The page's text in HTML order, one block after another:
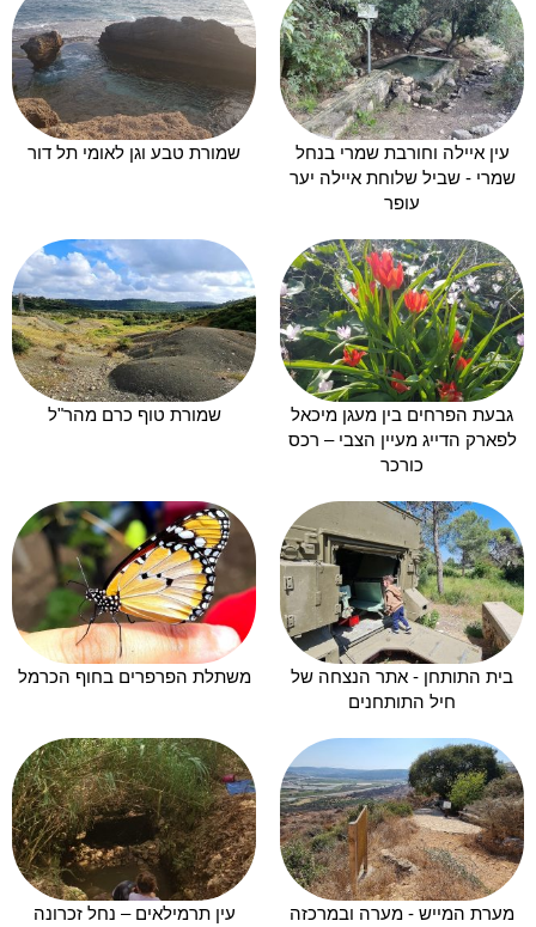
עין איילה וחורבת שמרי בנחל
שמרי - שביל שלוחת איילה יער
עופר
שמורת טבע וגן לאומי תל דור
גבעת הפרחים בין מעגן מיכאל
לפארק הדייג מעיין הצבי – רכס
כורכר
שמורת טוף כרם מהר"ל
בית התותחן - אתר הנצחה של
חיל התותחנים
משתלת הפרפרים בחוף הכרמל
מערת המייש - מערה ובמרכזה
עין תרמילאים – נחל זכרונה